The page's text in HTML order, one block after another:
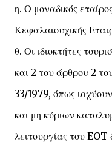
η. Ο μοναδικός
Κεφαλαιουχικής
θ. Οι ιδιοκτήτες
και 2 του άρθρου 2
33/1979, όπως
και μη κύριων
λειτουργίας του